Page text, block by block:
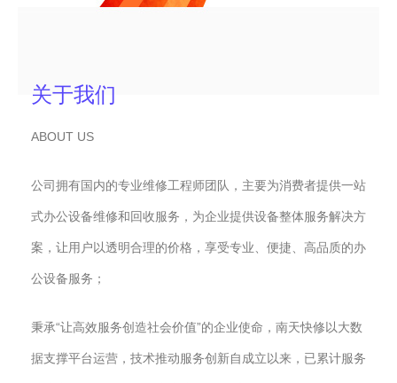
关于我们
ABOUT US
公司拥有国内的专业维修工程师团队，主要为消费者提供一站
式办公设备维修和回收服务，为企业提供设备整体服务解决方
案，让用户以透明合理的价格，享受专业、便捷、高品质的办
公设备服务；
秉承“让高效服务创造社会价值”的企业使命，南天快修以大数
据支撑平台运营，技术推动服务创新自成立以来，已累计服务